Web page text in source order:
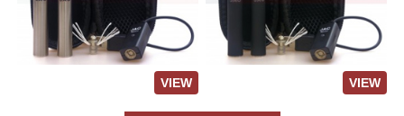
VIEW VIEW